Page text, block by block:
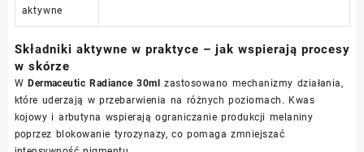
aktywne
Składniki aktywne w praktyce – jak wspierają procesy
w skórze
WDermaceutic Radiance 30ml zastosowano mechanizmy działania,
które uderzają w przebarwienia na różnych poziomach. Kwas
kojowy i arbutyna wspierają ograniczanie produkcji melaniny
poprzez blokowanie tyrozynazy, co pomaga zmniejszać